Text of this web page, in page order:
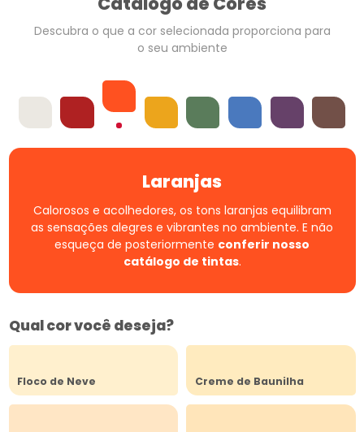
Descubra o que a cor selecionada proporciona para
o seu ambiente
OffwhitesVermelhos
Laranjas
AmarelosVerdesAzuis Violetas
Laranjas
Calorosos e acolhedores, os tons laranjas equilibram
as sensações alegres e vibrantes no ambiente. E não
esqueça de posteriormente conferir nosso
catálogo de tintas.
Qual cor você deseja?
Floco de Neve Creme de Baunilha